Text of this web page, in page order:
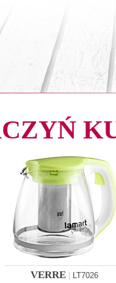
VERRE LT7026